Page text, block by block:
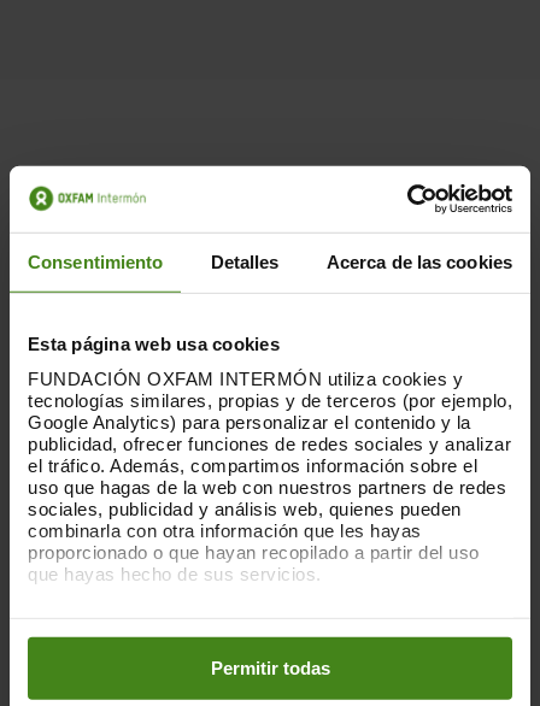
Consentimiento Detalles Acerca de las cookies
Esta página web usa cookies
FUNDACIÓN OXFAM INTERMÓN utiliza cookies y
tecnologías similares, propias y de terceros (por ejemplo,
Google Analytics) para personalizar el contenido y la
publicidad, ofrecer funciones de redes sociales y analizar
el tráfico. Además, compartimos información sobre el
uso que hagas de la web con nuestros partners de redes
sociales, publicidad y análisis web, quienes pueden
combinarla con otra información que les hayas
proporcionado o que hayan recopilado a partir del uso
que hayas hecho de sus servicios.
preferencias accediendo a nuestraPolítica de Cookieso
en los botones facilitados a continuación:
Permitir todas
Este año, y después de dos sin poder hacerlo, pero
en los que hemos podido continuar contando con
vuestro apoyo,volvemos con nuestro CONCIERTO DE
NAVIDAD el próximo 27 de enero, a las 20.30 h., en el
Auditorio del Espai Cultura, en el Carrer d’en Font 25.
Ahora que estamos aprendiendo a preocuparnos
aquí por los recursos que dábamos por sentados, no
podemos olvidar que la mitad más pobre del
planeta,los menos responsables del cambio
climático,las personasmás vulnerablesson
precisamentequienes más reciben las
consecuencias.
Más de 21 millones de personas en Somalia, Kenia,
Etiopía y Sudán del Sur sufreninseguridad
asistencia humanitaria urgente. Los fenómenos
meteorológicos extremos están provocando